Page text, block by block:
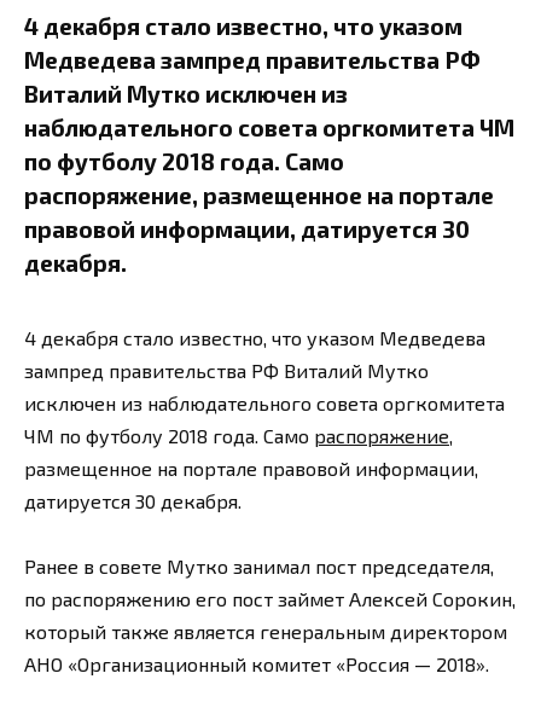
4 декабря стало известно, что указом
Медведева зампред правительства РФ
Виталий Мутко исключен из
наблюдательного совета оргкомитета ЧМ
по футболу 2018 года. Само
распоряжение, размещенное на портале
правовой информации, датируется 30
декабря.
4 декабря стало известно, что указом Медведева
зампред правительства РФ Виталий Мутко
исключен из наблюдательного совета оргкомитета
ЧМ по футболу 2018 года. Само распоряжение,
размещенное на портале правовой информации,
датируется 30 декабря.
Ранее в совете Мутко занимал пост председателя,
по распоряжению его пост займет Алексей Сорокин,
который также является генеральным директором
АНО «Организационный комитет «Россия — 2018».